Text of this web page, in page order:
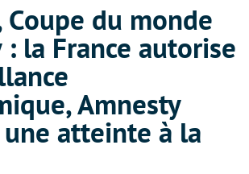
Coupe du monde
la France autorise
Amnesty
atteinte à la